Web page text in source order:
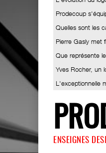
Prodecoup
Quelles sont les
Pierre Gasly met
Que représente
Yves Rocher, un
L'exceptionnelle
ENSEIGNES